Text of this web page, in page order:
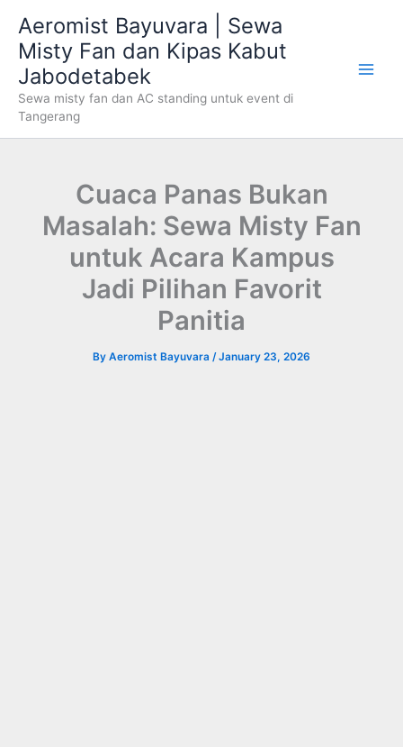
content
Aeromist Bayuvara | Sewa
Misty Fan dan Kipas Kabut
Jabodetabek
Sewa misty fan dan AC standing untuk event di
Tangerang
Cuaca Panas Bukan
Masalah: Sewa Misty Fan
untuk Acara Kampus
Jadi Pilihan Favorit
Panitia
By Aeromist Bayuvara /January 23, 2026